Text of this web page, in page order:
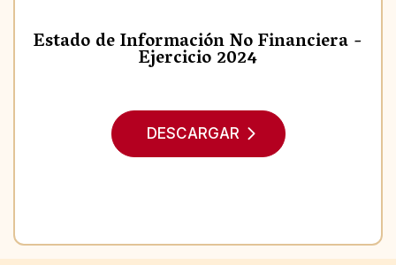
Estado de Información No Financiera -
Ejercicio 2024
DESCARGAR